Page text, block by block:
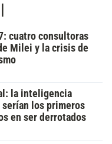
cuatro consultoras
Milei y la crisis de
la inteligencia
los primeros
en ser derrotados